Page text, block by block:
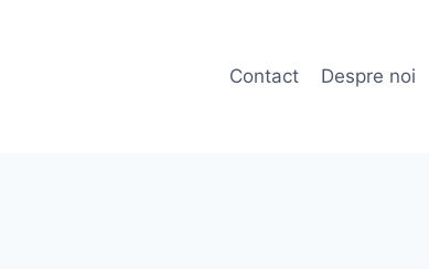
Contact Despre noi